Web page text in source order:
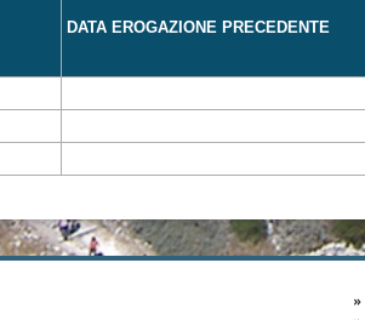
DATA EROGAZIONE PRECEDENTE